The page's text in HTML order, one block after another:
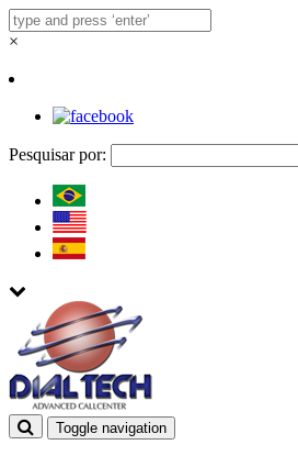
×
Pesquisar por:
Toggle navigation